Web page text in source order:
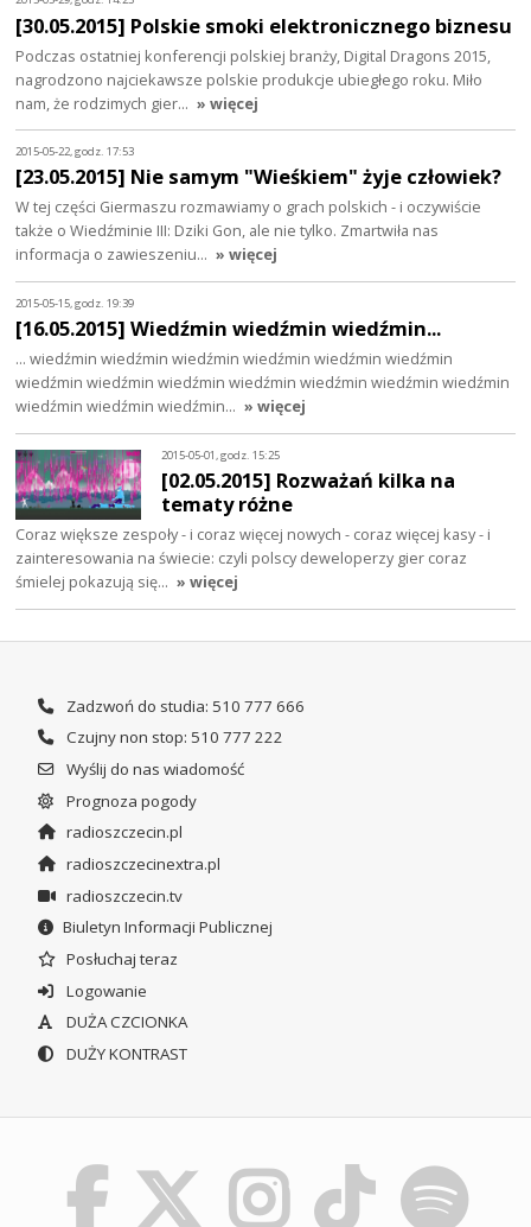
[30.05.2015] Polskie smoki elektronicznego biznesu
Podczas ostatniej konferencji polskiej branży, Digital Dragons 2015,
nagrodzono najciekawsze polskie produkcje ubiegłego roku. Miło
nam, że rodzimych gier… » więcej
2015-05-22, godz. 17:53
[23.05.2015] Nie samym "Wieśkiem" żyje człowiek?
W tej części Giermaszu rozmawiamy o grach polskich - i oczywiście
także o Wiedźminie III: Dziki Gon, ale nie tylko. Zmartwiła nas
informacja o zawieszeniu… » więcej
2015-05-15, godz. 19:39
[16.05.2015] Wiedźmin wiedźmin wiedźmin...
... wiedźmin wiedźmin wiedźmin wiedźmin wiedźmin wiedźmin
wiedźmin wiedźmin wiedźmin wiedźmin wiedźmin wiedźmin wiedźmin
wiedźmin wiedźmin wiedźmin… » więcej
2015-05-01, godz. 15:25
[02.05.2015] Rozważań kilka na
tematy różne
Coraz większe zespoły - i coraz więcej nowych - coraz więcej kasy - i
zainteresowania na świecie: czyli polscy deweloperzy gier coraz
śmielej pokazują się… » więcej
Zadzwoń do studia: 510 777 666
Czujny non stop: 510 777 222
Wyślij do nas wiadomość
Prognoza pogody
radioszczecin.pl
radioszczecinextra.pl
radioszczecin.tv
Biuletyn Informacji Publicznej
Posłuchaj teraz
Logowanie
DUŻA CZCIONKA
DUŻY KONTRAST